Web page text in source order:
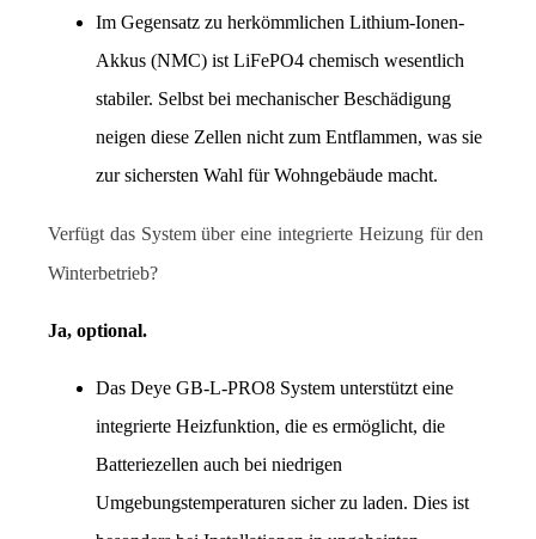
Im Gegensatz zu herkömmlichen Lithium-Ionen-
Akkus (NMC) ist LiFePO4 chemisch wesentlich
stabiler. Selbst bei mechanischer Beschädigung
neigen diese Zellen nicht zum Entflammen, was sie
zur sichersten Wahl für Wohngebäude macht.
Verfügt das System über eine integrierte Heizung für den
Winterbetrieb?
Ja, optional.
Das Deye GB-L-PRO8 System unterstützt eine
integrierte Heizfunktion, die es ermöglicht, die
Batteriezellen auch bei niedrigen
Umgebungstemperaturen sicher zu laden. Dies ist